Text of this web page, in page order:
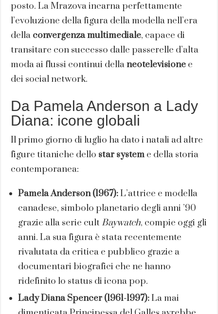
posto. La Mrazova incarna perfettamente
l’evoluzione della figura della modella nell’era
della convergenza multimediale, capace di
transitare con successo dalle passerelle d’alta
moda ai flussi continui dellaneotelevisione e
dei social network.
Da Pamela Anderson a Lady
Diana: icone globali
Il primo giorno di luglio ha dato i natali ad altre
figure titaniche dello star system e della storia
contemporanea:
Pamela Anderson (1967):L’attrice e modella
canadese, simbolo planetario degli anni ’90
grazie alla serie cult Baywatch, compie oggi gli
anni. La sua figura è stata recentemente
rivalutata da critica e pubblico grazie a
documentari biografici che ne hanno
ridefinito lo status di icona pop.
Lady Diana Spencer (1961-1997):La mai